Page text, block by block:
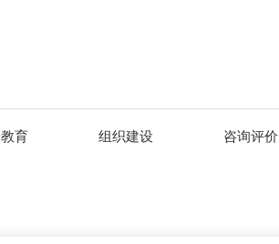
育 组织建设 咨询评价